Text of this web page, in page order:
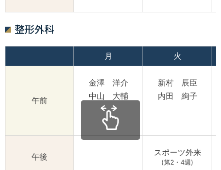
整形外科
月 火
午前
金澤 洋介
中山 大輔
新村 辰臣
内田 絢子
午後 スポーツ外来
(第2・4週)